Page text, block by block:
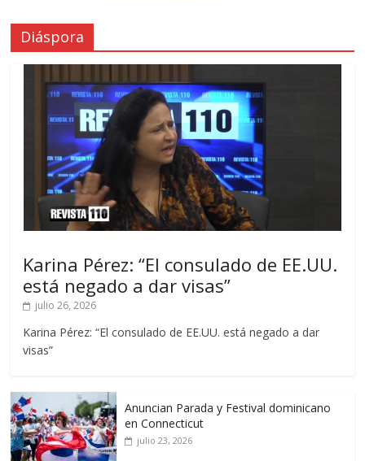
Diáspora
Karina Pérez: “El consulado de EE.UU.
está negado a dar visas”
julio 26, 2026
Karina Pérez: “El consulado de EE.UU. está negado a dar
visas”
Anuncian Parada y Festival dominicano
en Connecticut
julio 23, 2026